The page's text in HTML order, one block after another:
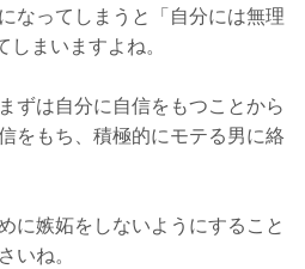
なってしまうと「自分には無理
まいますよね。
ずは自分に自信をもつことから
をもち、積極的にモテる男に絡
に嫉妬をしないようにすること
いね。